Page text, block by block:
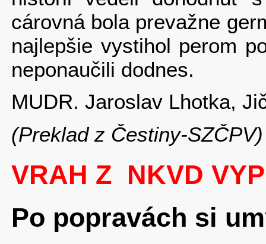
cárovná bola prevažne
najlepšie vystihol perom
neponaučili dodnes.
MUDR. Jaroslav Lhotka,
(Preklad z Čestiny-SZČPV)
VRAH Z NKVD
Po popravách si